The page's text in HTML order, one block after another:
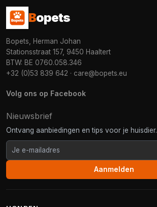
Bopets
Bopets, Herman Johan
Stationsstraat 157, 9450 Haaltert
BTW: BE 0760.058.346
+32 (0)53 839 642 · care@bopets.eu
Volg ons op Facebook
Nieuwsbrief
Ontvang aanbiedingen en tips voor je huisdier.
Aanmelden